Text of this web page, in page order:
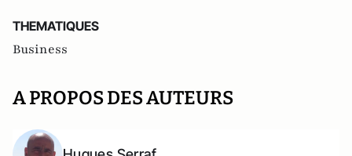
THEMATIQUES
Business
A PROPOS DES AUTEURS